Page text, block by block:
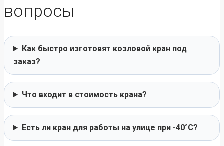
вопросы
Как быстро изготовят козловой кран под
заказ?
Что входит в стоимость крана?
Есть ли кран для работы на улице при -40°C?